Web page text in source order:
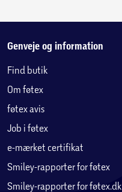
Genveje og information
Find butik
Om føtex
føtex avis
Job i føtex
e-mærket certifikat
Smiley-rapporter for føtex
Smiley-rapporter for føtex.dk